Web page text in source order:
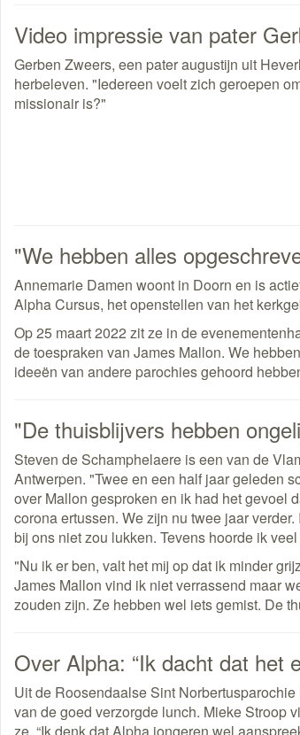
Video impressie van pater
Gerben Zweers, een pater augustijn uit
herbeleven. "Iedereen voelt zich geroepen
missionair is?"
"We hebben alles
Annemarie Damen woont in Doorn en is
Alpha Cursus, het openstellen van het
Op 25 maart 2022 zit ze in de
de toespraken van James Mallon. We
ideeën van andere parochies gehoord
"De thuisblijvers hebben
Steven de Schamphelaere is een van de
Antwerpen. "Twee en een half jaar geleden
over Mallon gesproken en ik had het gevoel
corona ertussen. We zijn nu twee jaar
bij ons niet zou lukken. Tevens hoorde ik
"Nu ik er ben, valt het mij op dat ik minder
James Mallon vind ik niet verrassend maar
zouden zijn. Ze hebben wel iets gemist. De
Over Alpha: “Ik dacht dat het
Uit de Roosendaalse Sint
van de goed verzorgde lunch. Mieke Stroop